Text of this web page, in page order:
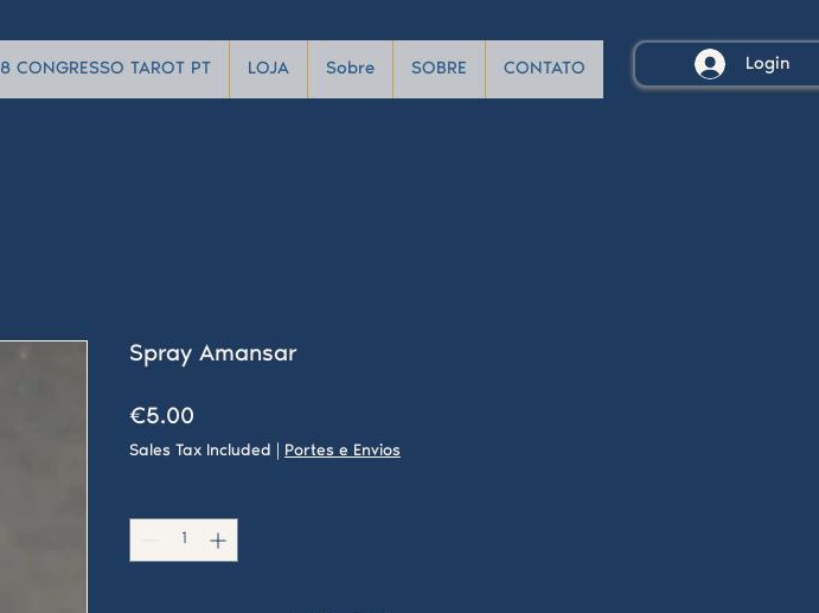
8 CONGRESSO TAROT PT LOJA Sobre SOBRE CONTATO Login
Spray Amansar
€5.00
Sales Tax Included Portes e Envios